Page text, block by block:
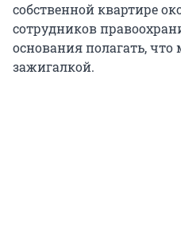
собственной квартире
сотрудников
основания полагать,
зажигалкой.